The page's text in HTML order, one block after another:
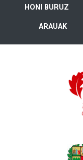
HONI BURUZ
ARAUAK